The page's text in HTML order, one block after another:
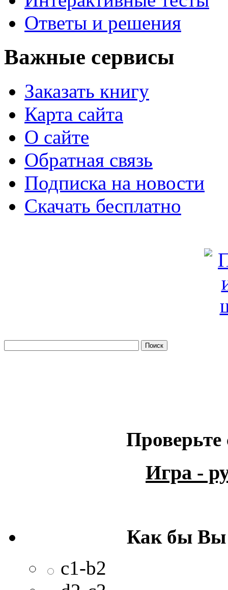
Ответы и решения
Важные сервисы
Заказать книгу
Карта сайта
О сайте
Обратная связь
Подписка на новости
Скачать бесплатно
Проверьте
Игра -
Как бы Вы
c1-b2